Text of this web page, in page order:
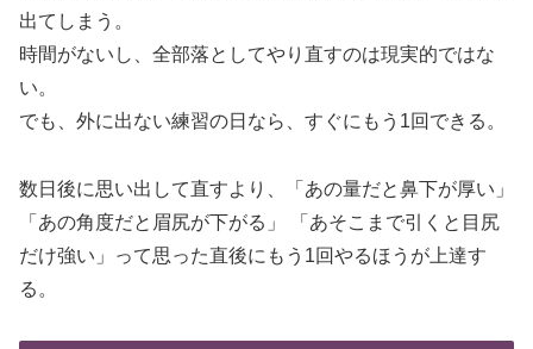
出てしまう。
時間がないし、全部落としてやり直すのは現実的ではな
い。
でも、外に出ない練習の日なら、すぐにもう1回できる。
数日後に思い出して直すより、「あの量だと鼻下が厚い」
「あの角度だと眉尻が下がる」 「あそこまで引くと目尻
だけ強い」って思った直後にもう1回やるほうが上達す
る。